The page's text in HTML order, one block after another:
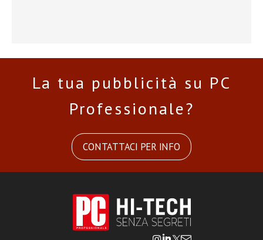
La tua pubblicità su PC
Professionale?
CONTATTACI PER INFO